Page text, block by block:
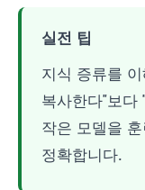
실전 팁
지식 증류를
복사한다"보다
작은 모델을
정확합니다.